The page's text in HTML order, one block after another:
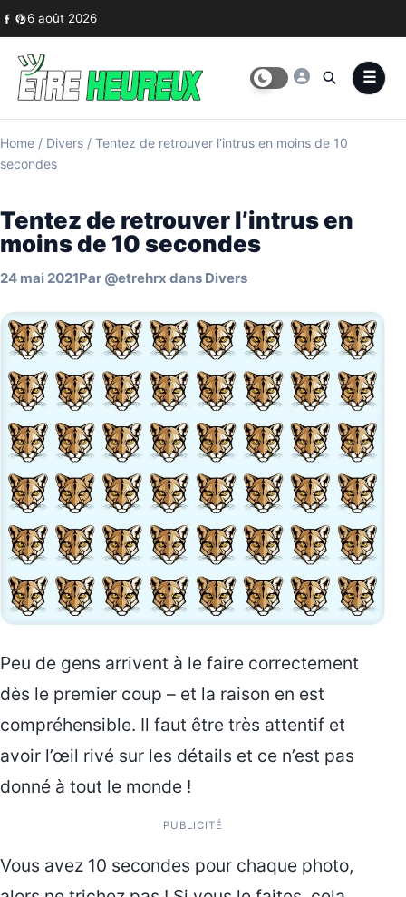
Skip to content
6 août 2026
Home / Divers / Tentez de retrouver l’intrus en moins de 10
secondes
Tentez de retrouver l’intrus en
moins de 10 secondes
24 mai 2021Par @etrehrx dans Divers
Peu de gens arrivent à le faire correctement
dès le premier coup – et la raison en est
compréhensible. Il faut être très attentif et
avoir l’œil rivé sur les détails et ce n’est pas
donné à tout le monde !
PUBLICITÉ
Vous avez 10 secondes pour chaque photo,